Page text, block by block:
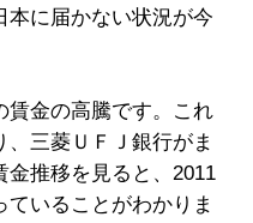
本に届かない状況が今
賃金の高騰です。これ
三菱ＵＦＪ銀行がま
金推移を見ると、2011
いることがわかりま